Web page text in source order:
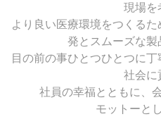
現場を
より良い医療環境をつくる
発とスムーズな製
目の前の事ひとつひとつに
社会に
社員の幸福とともに、
モットーと